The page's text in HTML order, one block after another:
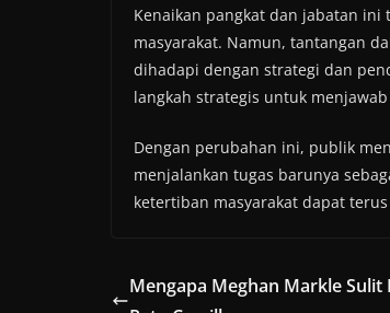
Kenaikan pangkat dan jabatan
masyarakat. Namun, tantangan
dihadapi dengan strategi dan
langkah strategis untuk
Dengan perubahan ini, publik
menjalankan tugas barunya
ketertiban masyarakat dapat
Mengapa Meghan Markle Sulit